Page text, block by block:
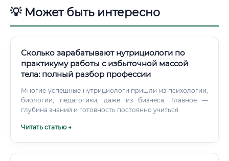
💡 Может быть интересно
Сколько зарабатывают нутрициологи по
практикуму работы с избыточной массой
тела: полный разбор профессии
Многие успешные нутрициологи пришли из психологии,
биологии, педагогики, даже из бизнеса. Главное —
глубина знаний и готовность постоянно учиться.
Читать статью →